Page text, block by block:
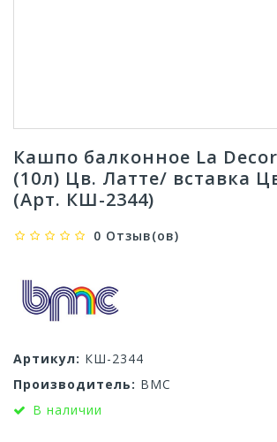
Кашпо балконное La
(10л) Цв. Латте/ вставка
(Арт. КШ-2344)
0 Отзыв(ов)
Артикул: КШ-2344
Производитель: ВМС
В наличии